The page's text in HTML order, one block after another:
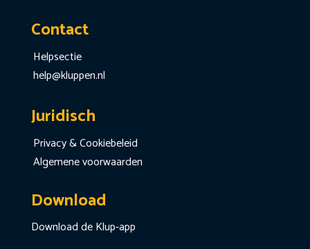
Contact
Helpsectie
help@kluppen.nl
Juridisch
Privacy & Cookiebeleid
Algemene voorwaarden
Download
Download de Klup-app